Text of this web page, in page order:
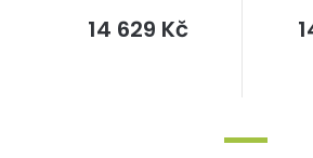
14 629 Kčcena: